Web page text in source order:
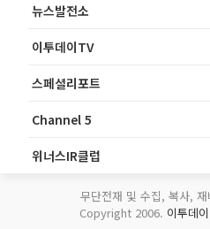
뉴스발전소
이투데이TV
스페셜리포트
Channel 5
위너스IR클럽
무단전재 및 수집, 복사,
Copyright 2006. 이투데이